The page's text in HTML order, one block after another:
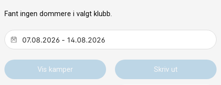
Fant ingen dommere i valgt klubb.
Vis kamper Skriv ut